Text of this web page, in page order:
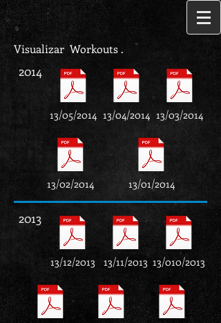
Visualizar Workouts .
2014
13/05/2014 13/04/2014 13/03/2014
13/02/2014 13/01/2014
2013
13/12/2013 13/11/2013 13/010/2013